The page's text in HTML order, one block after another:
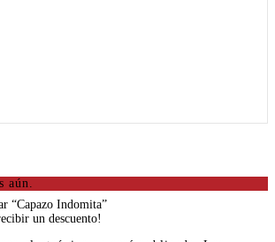
aún.
“Capazo Indomita”
un descuento!